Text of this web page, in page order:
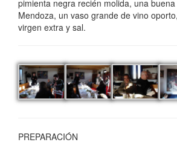
pimienta negra recién molida, una
Mendoza, un vaso grande de vino
virgen extra y sal.
PREPARACIÓN